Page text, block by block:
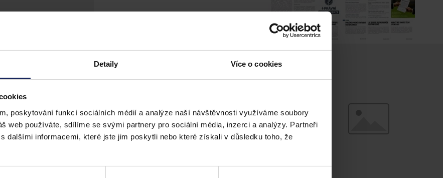
Detaily Více o cookies
poskytování funkcí sociálních médií a analýze naší návštěvnosti využíváme soubory
web používáte, sdílíme se svými partnery pro sociální média, inzerci a analýzy. Partneři
dalšími informacemi, které jste jim poskytli nebo které získali v důsledku toho, že
Co nová pravidla znamenají pro přeshraniční